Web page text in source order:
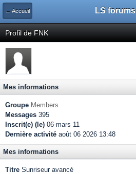
← Accueil LS forums
Profil de FNK
Mes informations
Groupe Members
Messages 395
Inscrit(e) (le) 06-mars 11
Dernière activité août 06 2026 13:48
Mes informations
Titre Sunriseur avancé